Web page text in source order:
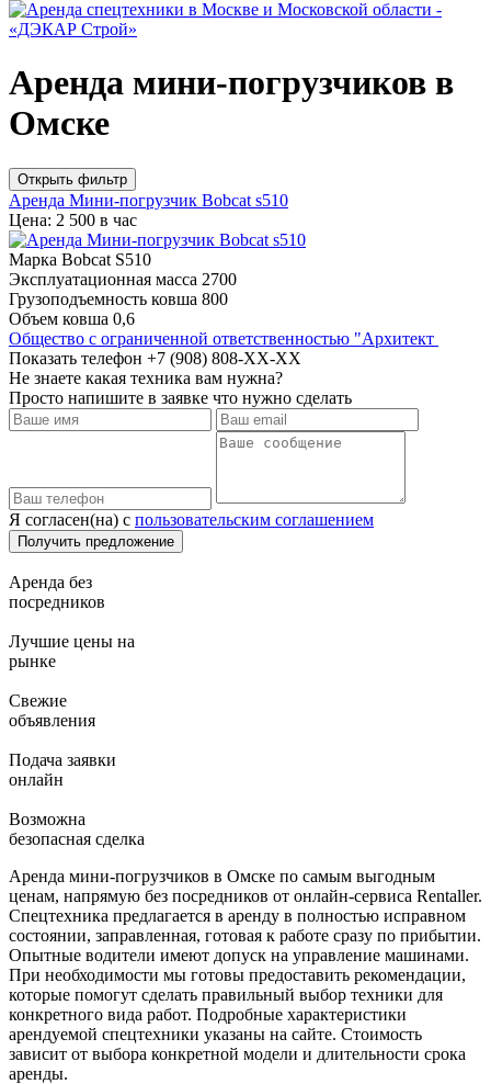
Аренда мини-погрузчиков в
Омске
Открыть фильтр
Аренда Мини-погрузчик Bobcat s510
Цена: 2 500 в час
Марка Bobcat S510
Эксплуатационная масса 2700
Грузоподъемность ковша 800
Объем ковша 0,6
Общество с ограниченной ответственностью "Архитект
Показать телефон +7 (908) 808-XX-XX
Не знаете какая техника вам нужна?
Просто напишите в заявке что нужно сделать
Я согласен(на) с пользовательским соглашением
Аренда без
посредников
Лучшие цены на
рынке
Свежие
объявления
Подача заявки
онлайн
Возможна
безопасная сделка
Аренда мини-погрузчиков в Омске по самым выгодным
ценам, напрямую без посредников от онлайн-сервиса Rentaller.
Спецтехника предлагается в аренду в полностью исправном
состоянии, заправленная, готовая к работе сразу по прибытии.
Опытные водители имеют допуск на управление машинами.
При необходимости мы готовы предоставить рекомендации,
которые помогут сделать правильный выбор техники для
конкретного вида работ. Подробные характеристики
арендуемой спецтехники указаны на сайте. Стоимость
зависит от выбора конкретной модели и длительности срока
аренды.